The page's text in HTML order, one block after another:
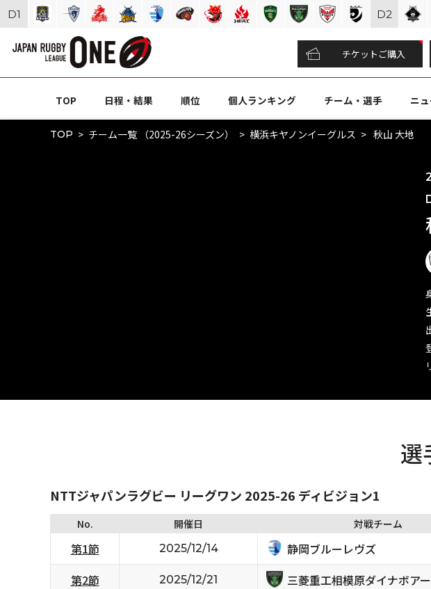
チケットご購入
TOP 日程・結果 順位 個人ランキング チーム・選手 ニ
TOP チーム一覧 （2025-26シーズン） 横浜キヤノンイーグルス 秋山 大地
選
NTTジャパンラグビー リーグワン 2025-26 ディビジョン1
No. 開催日 対戦チーム
第1節 2025/12/14 静岡ブルーレヴズ
第2節 2025/12/21 三菱重工相模原ダイナボア
D1 D2